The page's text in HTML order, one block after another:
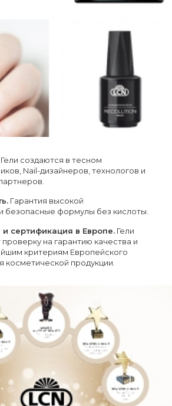
. Гели создаются в тесном
Nail-дизайнеров, технологов и
Гарантия высокой
безопасные формулы без кислоты.
и сертификация в Европе. Гели
на гарантию качества и
критериям Европейского
косметической продукции.